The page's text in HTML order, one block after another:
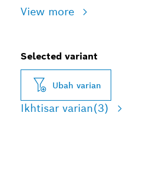
View more
Selected variant
Ubah varian
Ikhtisar varian(3)